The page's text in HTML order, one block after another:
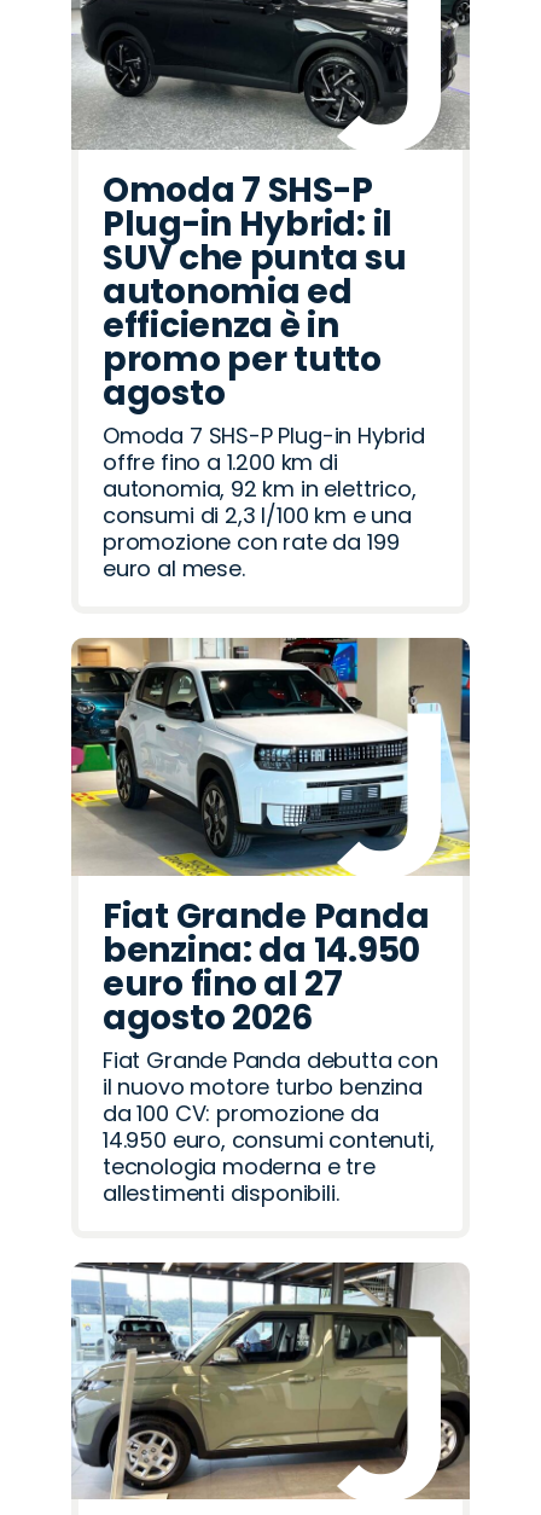
Omoda 7 SHS-P
Plug-in Hybrid: il
SUV che punta su
autonomia ed
efficienza è in
promo per tutto
agosto
Omoda 7 SHS-P Plug-in Hybrid
offre fino a 1.200 km di
autonomia, 92 km in elettrico,
consumi di 2,3 l/100 km e una
promozione con rate da 199
euro al mese.
Fiat Grande Panda
benzina: da 14.950
euro fino al 27
agosto 2026
Fiat Grande Panda debutta con
il nuovo motore turbo benzina
da 100 CV: promozione da
14.950 euro, consumi contenuti,
tecnologia moderna e tre
allestimenti disponibili.